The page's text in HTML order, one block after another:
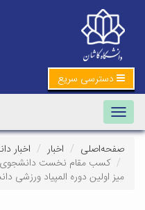
دسترسی سریع
Toggle navigation
صفحه‌اصلی اخبار
اخبار
کسب مقام نخست دانشجوی
میز اولین دوره المپیاد ورزشی